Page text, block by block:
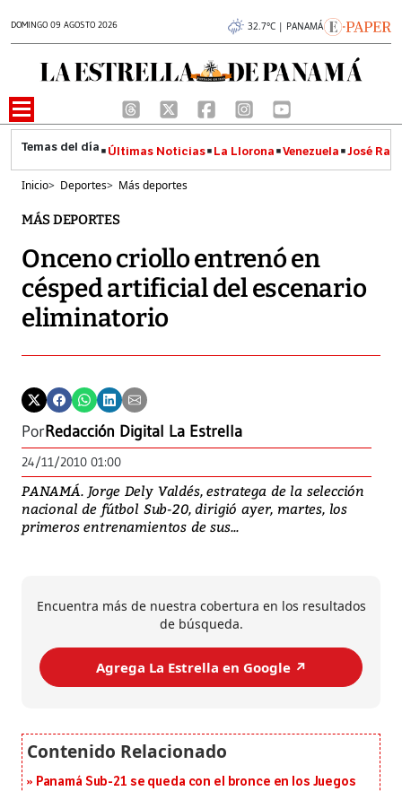
DOMINGO 09 AGOSTO 2026 32.7°C | PANAMÁ
Últimas Noticias La Llorona Venezuela José
Inicio> Deportes> Más deportes
MÁS DEPORTES
Onceno criollo entrenó en
césped artificial del escenario
eliminatorio
PorRedacción Digital La Estrella
24/11/2010 01:00
PANAMÁ. Jorge Dely Valdés, estratega de la selección
nacional de fútbol Sub-20, dirigió ayer, martes, los
primeros entrenamientos de sus...
Encuentra más de nuestra cobertura en los resultados
de búsqueda.
Agrega La Estrella en Google ↗️
Panamá Sub-21 se queda con el bronce en los Juegos